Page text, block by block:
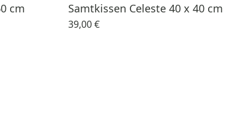
cm Samtkissen Celeste 40 x 40 cm
39,00 €